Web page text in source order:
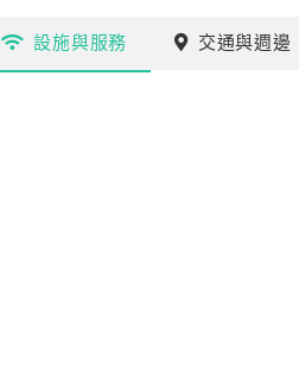
利用現有資源轉型為一民宿，
社區型態產業型態的好場所。
子、斯文豪氏攀木蜥蜴、石龍子。
茶，
的夜點，並介紹當地的各個景點。
可完全提供旅客使用，
設施與服務 交通與週邊